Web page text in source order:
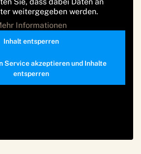
weitergegeben werden.
Informationen
Inhalt entsperren
Service akzeptieren und Inhalte
entsperren